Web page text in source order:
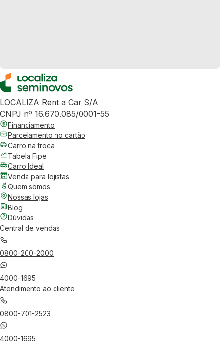
LOCALIZA Rent a Car S/A
CNPJ nº 16.670.085/0001-55
Financiamento
Parcelamento no cartão
Carro na troca
Tabela Fipe
Carro Ideal
Venda para lojistas
Quem somos
Nossas lojas
Blog
Dúvidas
Central de vendas
0800-200-2000
4000-1695
Atendimento ao cliente
0800-701-2523
4000-1695